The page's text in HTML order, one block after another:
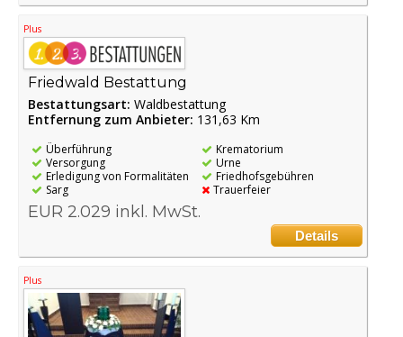
Plus
Friedwald Bestattung
Bestattungsart: Waldbestattung
Entfernung zum Anbieter: 131,63 Km
Überführung
Versorgung
Erledigung von Formalitäten
Sarg
Krematorium
Urne
Friedhofsgebühren
Trauerfeier
EUR 2.029 inkl. MwSt.
Details
Plus